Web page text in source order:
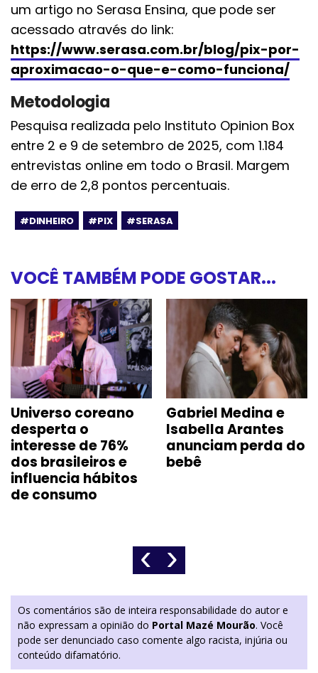
um artigo no Serasa Ensina, que pode ser
acessado através do link:
https://www.serasa.com.br/blog/pix-por-
aproximacao-o-que-e-como-funciona/
Metodologia
Pesquisa realizada pelo Instituto Opinion Box
entre 2 e 9 de setembro de 2025, com 1.184
entrevistas online em todo o Brasil. Margem
de erro de 2,8 pontos percentuais.
#DINHEIRO #PIX #SERASA
VOCÊ TAMBÉM PODE GOSTAR...
Universo coreano
desperta o
interesse de 76%
dos brasileiros e
influencia hábitos
de consumo
Gabriel Medina e
Isabella Arantes
anunciam perda do
bebê
‹ ›
Os comentários são de inteira responsabilidade do autor e
não expressam a opinião do Portal Mazé Mourão. Você
pode ser denunciado caso comente algo racista, injúria ou
conteúdo difamatório.